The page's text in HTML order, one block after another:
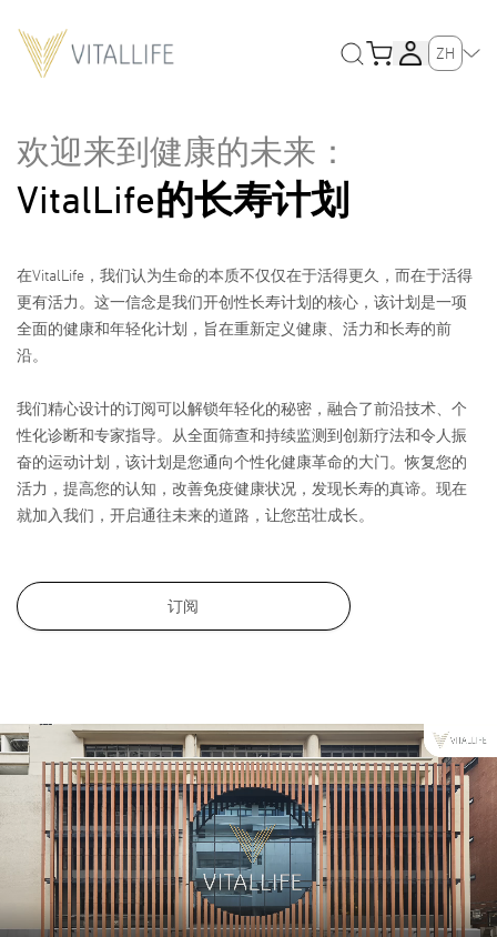
ZH
欢迎来到健康的未来：
VitalLife的长寿计划
在VitalLife，我们认为生命的本质不仅仅在于活得更久，而在于活得
更有活力。这一信念是我们开创性长寿计划的核心，该计划是一项
全面的健康和年轻化计划，旨在重新定义健康、活力和长寿的前
沿。
我们精心设计的订阅可以解锁年轻化的秘密，融合了前沿技术、个
性化诊断和专家指导。从全面筛查和持续监测到创新疗法和令人振
奋的运动计划，该计划是您通向个性化健康革命的大门。恢复您的
活力，提高您的认知，改善免疫健康状况，发现长寿的真谛。现在
就加入我们，开启通往未来的道路，让您茁壮成长。
订阅